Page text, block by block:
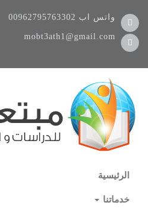
00962795763302 واتس اب
mobt3ath1@gmail.com
الرئيسية
خدماتنا